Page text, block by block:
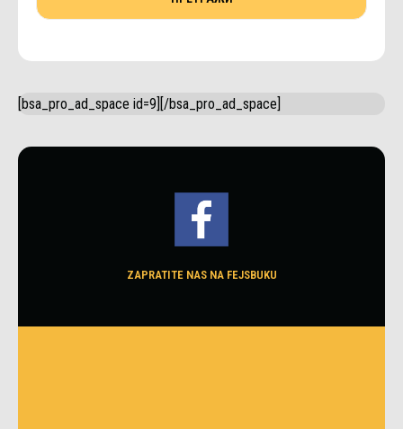
[bsa_pro_ad_space id=9][/bsa_pro_ad_space]
ZAPRATITE NAS NA FEJSBUKU